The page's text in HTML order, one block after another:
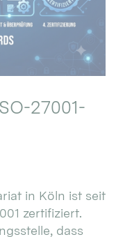
27001-
in Köln ist seit
zertifiziert.
dass